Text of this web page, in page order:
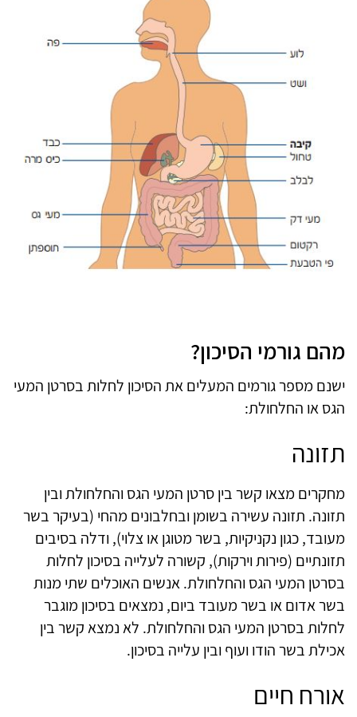
מהם גורמי הסיכון?
ישנם מספר גורמים המעלים את הסיכון לחלות בסרטן המעי
הגס או החלחולת:
תזונה
מחקרים מצאו קשר בין סרטן המעי הגס והחלחולת ובין
תזונה. תזונה עשירה בשומן ובחלבונים מהחי (בעיקר בשר
מעובד, כגון נקניקיות, בשר מטוגן או צלוי), ודלה בסיבים
תזונתיים (פירות וירקות), קשורה לעלייה בסיכון לחלות
בסרטן המעי הגס והחלחולת. אנשים האוכלים שתי מנות
בשר אדום או בשר מעובד ביום, נמצאים בסיכון מוגבר
לחלות בסרטן המעי הגס והחלחולת. לא נמצא קשר בין
אכילת בשר הודו ועוף ובין עלייה בסיכון.
אורח חיים